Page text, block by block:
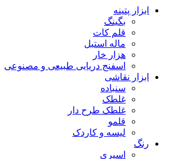
ابزار پتینه
بگینگ
قلم کات
ماله استیل
هزار خار
اسفنج دریایی طبیعی و مصنوعی
ابزار نقاشی
سنباده
غلطک
غلطک طرح دار
قلمو
لیسه و کاردک
رنگ
اسپری